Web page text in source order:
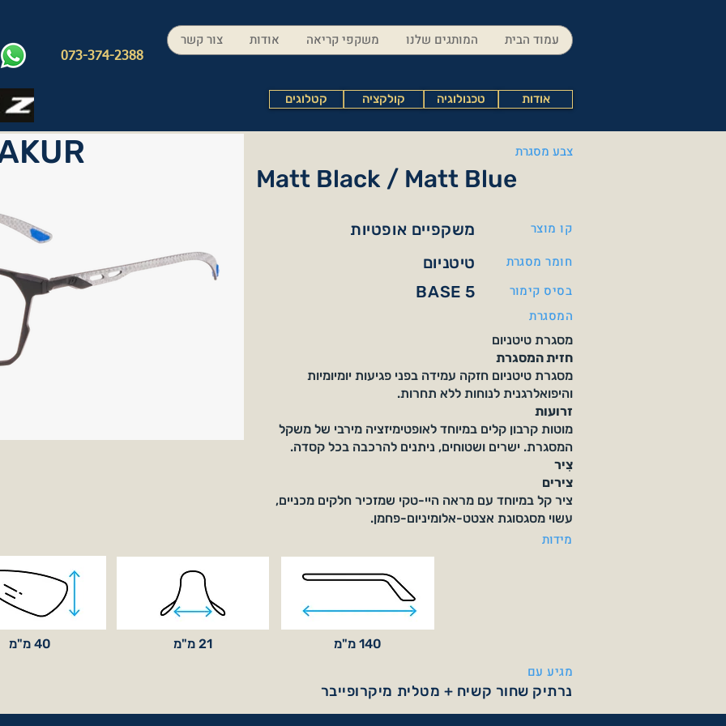
073-374-2388
עמוד הבית המותגים שלנו משקפי קריאה אודות צור קשר
קטלוגים קולקציה טכנולוגיה אודות
צבע מסגרת
Matt Black / Matt Blue
משקפיים אופטיות קו מוצר
טיטניום חומר מסגרת
BASE 5
בסיס קימור
המסגרת
מסגרת טיטניום
חזית המסגרת
מסגרת טיטניום חזקה עמידה בפני פגיעות יומיומיות
והיפואלרגנית לנוחות ללא תחרות.
זרועות
מוטות קרבון קלים במיוחד לאופטימיזציה מירבי של משקל
המסגרת. ישרים ושטוחים, ניתנים להרכבה בכל קסדה.
צִיר
צירים
ציר קל במיוחד עם מראה היי-טקי שמזכיר חלקים מכניים,
עשוי מסגסוגת אצטט-אלומיניום-פחמן.
מידות
40 מ"מ 21 מ"מ 140 מ"מ
מגיע עם
נרתיק שחור קשיח + מטלית מיקרופייבר